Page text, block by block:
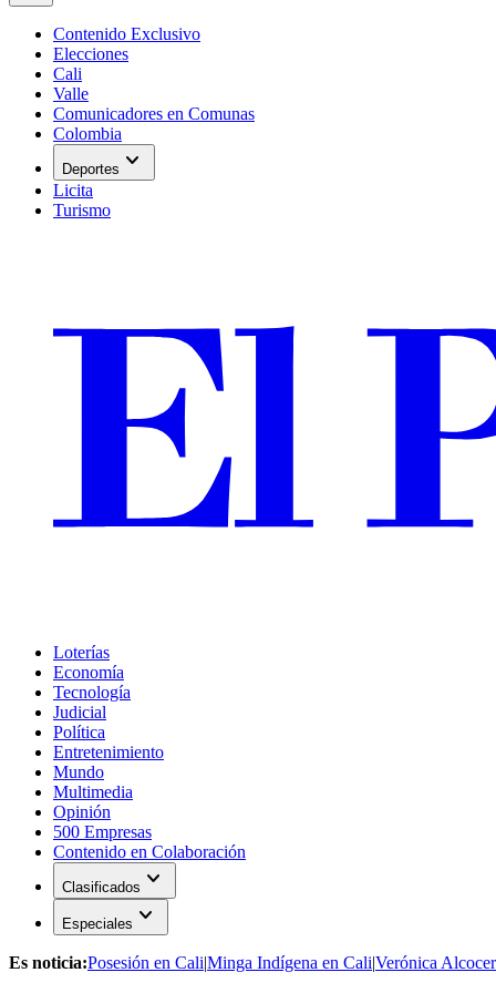
Contenido Exclusivo
Elecciones
Cali
Valle
Comunicadores en Comunas
Colombia
Deportes expand_more
Licita
Turismo
Loterías
Economía
Tecnología
Judicial
Política
Entretenimiento
Mundo
Multimedia
Opinión
500 Empresas
Contenido en Colaboración
Clasificados expand_more
Especiales expand_more
Es noticia:Posesión en Cali|Minga Indígena en Cali|Verónica Alcocer